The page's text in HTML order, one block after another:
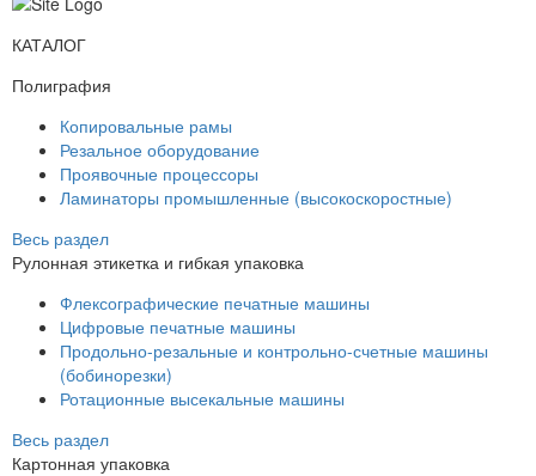
КАТАЛОГ
Полиграфия
Копировальные рамы
Резальное оборудование
Проявочные процессоры
Ламинаторы промышленные (высокоскоростные)
Весь раздел
Рулонная этикетка и гибкая упаковка
Флексографические печатные машины
Цифровые печатные машины
Продольно-резальные и контрольно-счетные машины
(бобинорезки)
Ротационные высекальные машины
Весь раздел
Картонная упаковка